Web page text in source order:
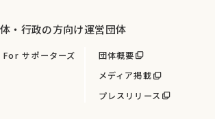
・行政の方向け
For サポーターズ
運営団体
団体概要
メディア掲載
プレスリリース